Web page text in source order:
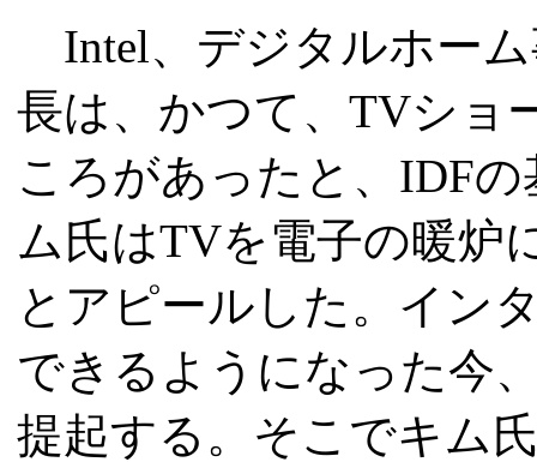
Intel、デジタルホー
長は、かつて、TVショ
ころがあったと、IDF
ム氏はTVを電子の暖炉
とアピールした。イン
できるようになった今
提起する。そこでキム